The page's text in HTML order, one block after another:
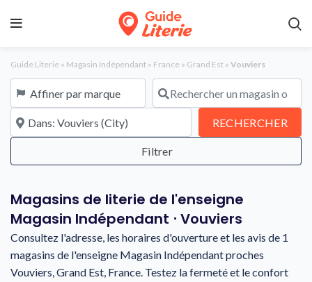
Guide Literie » Magasin Indépendant » France » Grand Est » Vouviers
Affiner par marque Rechercher un magasin ou une
À proximité de RECHERCHER
Magasins de literie de l'enseigne
Magasin Indépendant ⋅ Vouviers
Consultez l'adresse, les horaires d'ouverture et les avis de 1
magasins de l'enseigne Magasin Indépendant proches
Vouviers, Grand Est, France. Testez la fermeté et le confort